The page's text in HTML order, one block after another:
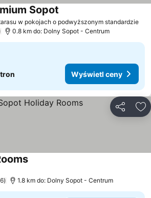
w pokojach o podwyższonym standardzie
Sopot
0.8 km do: Dolny Sopot - Centrum
Wyświetl ceny
1.8 km do: Dolny Sopot - Centrum